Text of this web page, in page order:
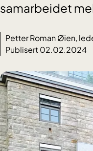
samarbeidet
Petter Roman Øien,
Publisert 02.02.2024